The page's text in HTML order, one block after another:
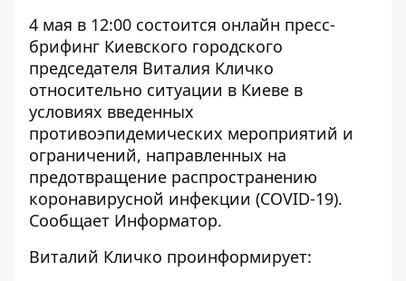
4 мая в 12:00 состоится онлайн пресс-
брифинг Киевского городского
председателя Виталия Кличко
относительно ситуации в Киеве в
условиях введенных
противоэпидемических мероприятий и
ограничений, направленных на
предотвращение распространению
коронавирусной инфекции (COVID-19).
Сообщает Информатор.
Виталий Кличко проинформирует: